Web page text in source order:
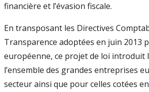
financière et l’évasion fiscale.
En transposant les Directives
Transparence adoptées en juin 2013
européenne, ce projet de loi introduit
l’ensemble des grandes entreprises
secteur ainsi que pour celles cotées